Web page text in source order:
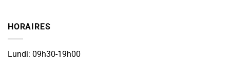
HORAIRES
Lundi: 09h30-19h00